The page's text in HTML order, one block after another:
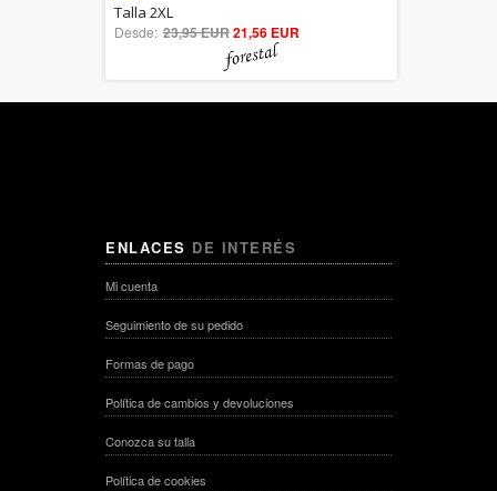
out of 5
Talla 2XL
Desde: 23,95 EUR21,56 EUR
ENLACES DE INTERÉS
Mi cuenta
Seguimiento de su pedido
Formas de pago
Política de cambios y devoluciones
Conozca su talla
Política de cookies